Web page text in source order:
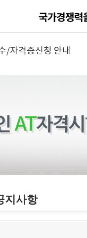
/자격증신청 안내
지사항